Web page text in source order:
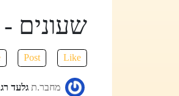
שעונים
Like
Post
מחבר.ת גלעד